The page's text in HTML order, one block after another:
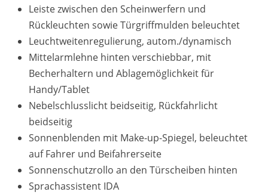
Leiste zwischen den Scheinwerfern und
Rückleuchten sowie Türgriffmulden beleuchtet
Leuchtweitenregulierung, autom./dynamisch
Mittelarmlehne hinten verschiebbar, mit
Becherhaltern und Ablagemöglichkeit für
Handy/Tablet
Nebelschlusslicht beidseitig, Rückfahrlicht
beidseitig
Sonnenblenden mit Make-up-Spiegel, beleuchtet
auf Fahrer und Beifahrerseite
Sonnenschutzrollo an den Türscheiben hinten
Sprachassistent IDA